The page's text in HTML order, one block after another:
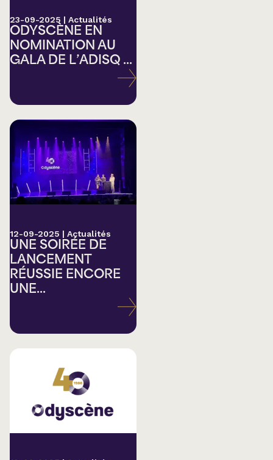
23-09-2025 | Actualités
ODYSCÈNE EN
NOMINATION AU
GALA DE L’ADISQ ...
12-09-2025 | Actualités
UNE SOIRÉE DE
LANCEMENT
RÉUSSIE ENCORE
UNE...